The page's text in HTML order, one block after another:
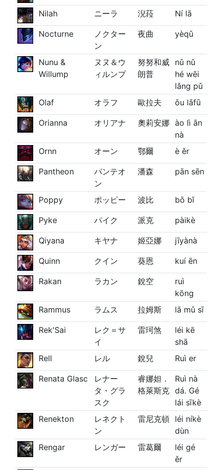
Nilah ニーラ 淣菈 Ní lā
Nocturne
ノクター
ン
夜曲 yèqǔ
Nunu &
Willump
ヌヌ＆ウ
ィルンプ
努努和威
朗普
nǔ nǔ
hé wēi
lǎng pǔ
Olaf
オラフ 歐拉夫 ōu lāfū
Orianna オリアナ 奧莉安娜 ào lì ān
nà
Ornn
オーン 鄂爾 è ěr
Pantheon
パンテオ
ン
潘森 pān sēn
Poppy ポッピー 波比 bō bǐ
Pyke パイク 派克 pàikè
Qiyana キヤナ 姬亞娜 jīyànà
Quinn クイン 葵恩 kuí ēn
Rakan ラカン 銳空
ruì
kōng
Rammus
ラムス 拉姆斯 lā mǔ sī
Rek'Sai
レク＝サ
イ
雷珂煞
léi kē
shā
Rell
レル 銳兒 Ruì er
Renata Glasc
レナー
タ・グラ
スク
睿娜妲．
格萊斯克
Ruì nà
dá. Gé
lái sīkè
Renekton
レネクト
ン
雷尼克頓
léi níkè
dùn
Rengar
レンガー 雷葛爾
léi gé
ěr